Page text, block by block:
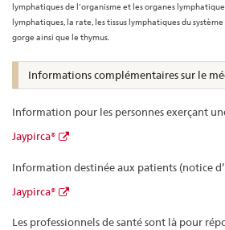
lymphatiques de l’organisme et les organes
lymphatiques, la rate, les tissus lymphatiques du
gorge ainsi que le thymus.
Informations complémentaires sur le
Information pour les personnes exerçant
Jaypirca®
Information destinée aux patients (notice
Jaypirca®
Les professionnels de santé sont là pour